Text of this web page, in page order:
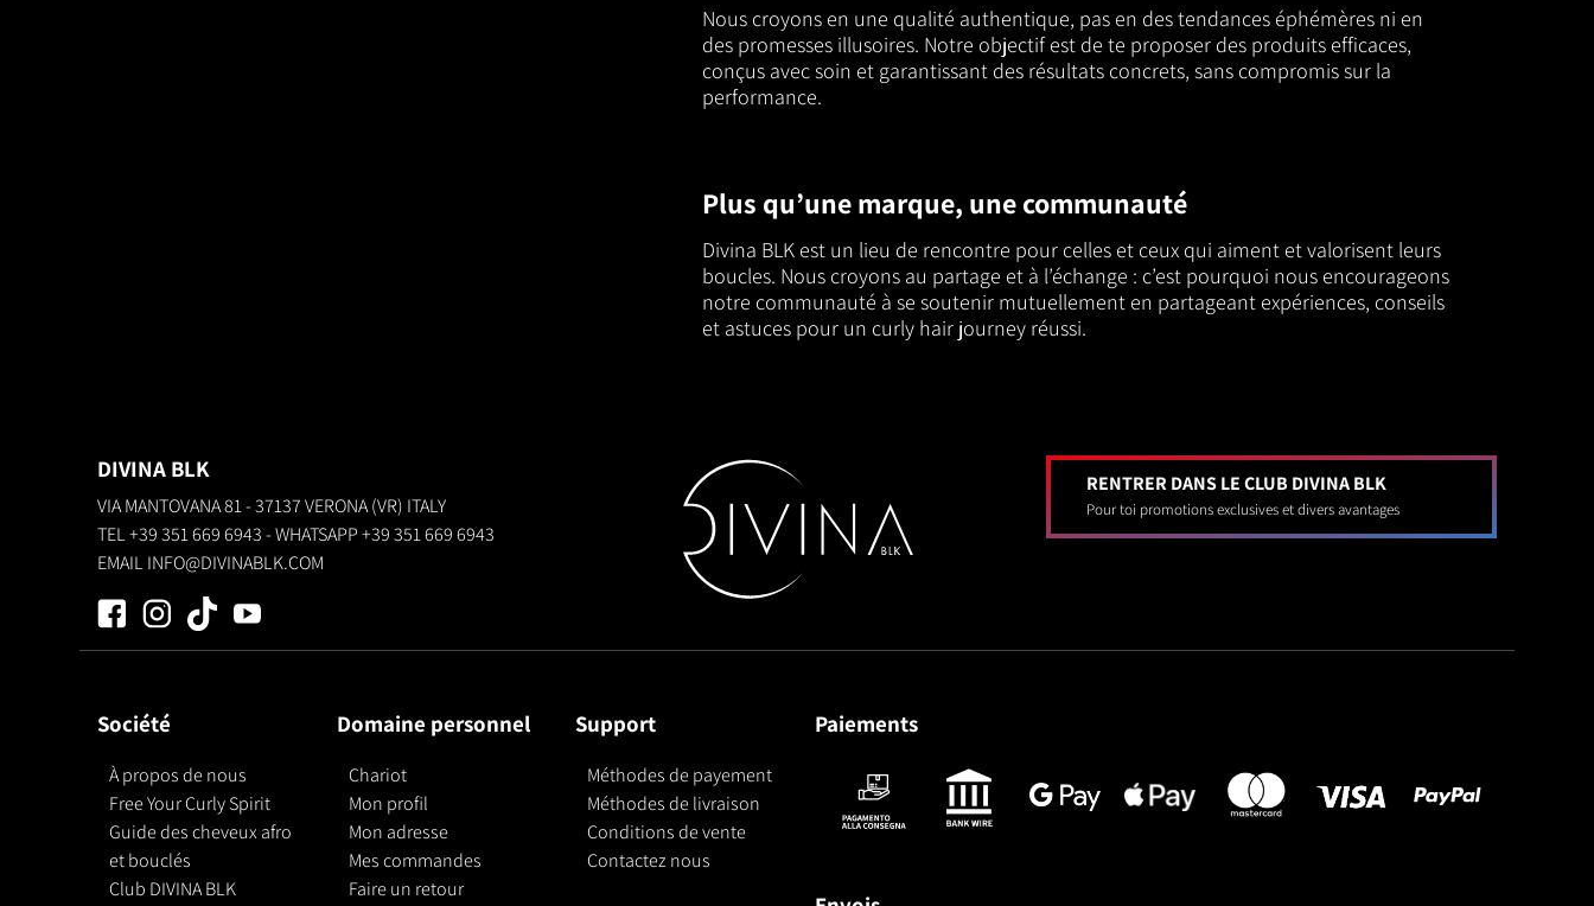
Nous croyons en une qualité authentique, pas en des tendances éphémères ni en
des promesses illusoires. Notre objectif est de te proposer des produits efficaces,
conçus avec soin et garantissant des résultats concrets, sans compromis sur la
performance.
Plus qu’une marque, une communauté
Divina BLK est un lieu de rencontre pour celles et ceux qui aiment et valorisent leurs
boucles. Nous croyons au partage et à l’échange : c’est pourquoi nous encourageons
notre communauté à se soutenir mutuellement en partageant expériences, conseils
et astuces pour un curly hair journey réussi.
DIVINA BLK
VIA MANTOVANA 81 - 37137 VERONA (VR) ITALY
TEL+39 351 669 6943- WHATSAPP+39 351 669 6943
EMAILINFO@DIVINABLK.COM
RENTRER DANS LE CLUB DIVINA BLK
Pour toi promotions exclusives et divers avantages
Société
À propos de nous
Free Your Curly Spirit
Guide des cheveux afro
et bouclés
Club DIVINA BLK
Domaine personnel
Chariot
Mon profil
Mon adresse
Mes commandes
Faire un retour
Support
Méthodes de payement
Méthodes de livraison
Conditions de vente
Contactez nous
Paiements